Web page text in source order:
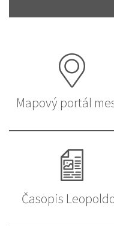
Mapový portál
Časopis